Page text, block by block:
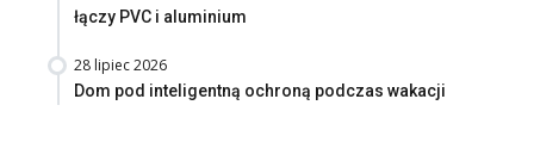
łączy PVC i aluminium
28 lipiec 2026
Dom pod inteligentną ochroną podczas wakacji